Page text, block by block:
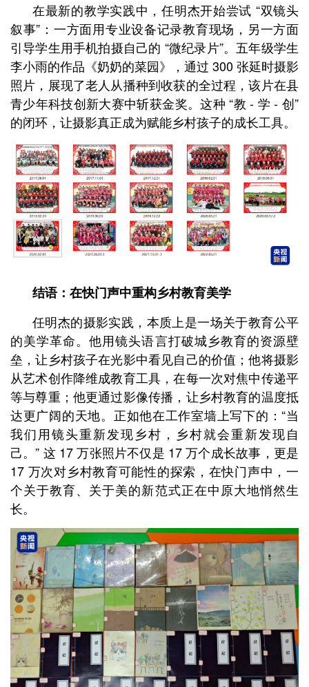
在最新的教学实践中，任明杰开始尝试 “双镜头
叙事”：一方面用专业设备记录教育现场，另一方面
引导学生用手机拍摄自己的 “微纪录片”。五年级学生
李小雨的作品《奶奶的菜园》，通过 300 张延时摄影
照片，展现了老人从播种到收获的全过程，该片在县
青少年科技创新大赛中斩获金奖。这种 “教 - 学 - 创”
的闭环，让摄影真正成为赋能乡村孩子的成长工具。
结语：在快门声中重构乡村教育美学
任明杰的摄影实践，本质上是一场关于教育公平
的美学革命。他用镜头语言打破城乡教育的资源壁
垒，让乡村孩子在光影中看见自己的价值；他将摄影
从艺术创作降维成教育工具，在每一次对焦中传递平
等与尊重；他更通过影像传播，让乡村教育的温度抵
达更广阔的天地。正如他在工作室墙上写下的：“当
我们用镜头重新发现乡村，乡村就会重新发现自
己。” 这 17 万张照片不仅是 17 万个成长故事，更是
17 万次对乡村教育可能性的探索，在快门声中，一
个关于教育、关于美的新范式正在中原大地悄然生
长。